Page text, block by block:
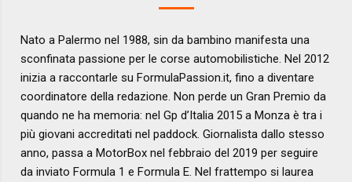
Nato a Palermo nel 1988, sin da bambino manifesta una
sconfinata passione per le corse automobilistiche. Nel 2012
inizia a raccontarle su FormulaPassion.it, fino a diventare
coordinatore della redazione. Non perde un Gran Premio da
quando ne ha memoria: nel Gp d’Italia 2015 a Monza è tra i
più giovani accreditati nel paddock. Giornalista dallo stesso
anno, passa a MotorBox nel febbraio del 2019 per seguire
da inviato Formula 1 e Formula E. Nel frattempo si laurea